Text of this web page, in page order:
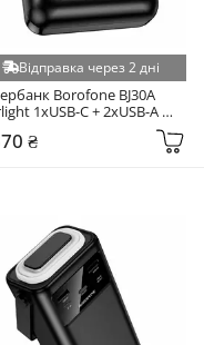
Відправка через 2 дні
Borofone BJ30A
1xUSB-C + 2xUSB-A
₴